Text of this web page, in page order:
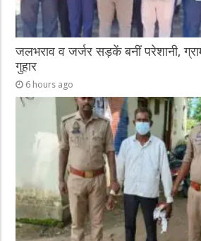
जलभराव व जर्जर सड़कें बनीं परेशानी,
गुहार
6 hours ago